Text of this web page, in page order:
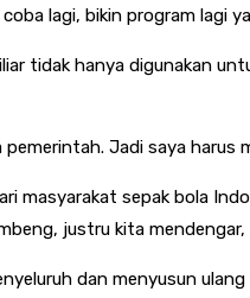
lagi, bikin program lagi
tidak hanya digunakan
Jadi saya harus
masyarakat sepak bola
justru kita
dan menyusun